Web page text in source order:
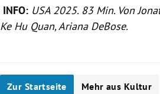
INFO: USA 2025. 83 Min. Von
Ke Hu Quan, Ariana DeBose.
Zur Startseite Mehr aus Kultur